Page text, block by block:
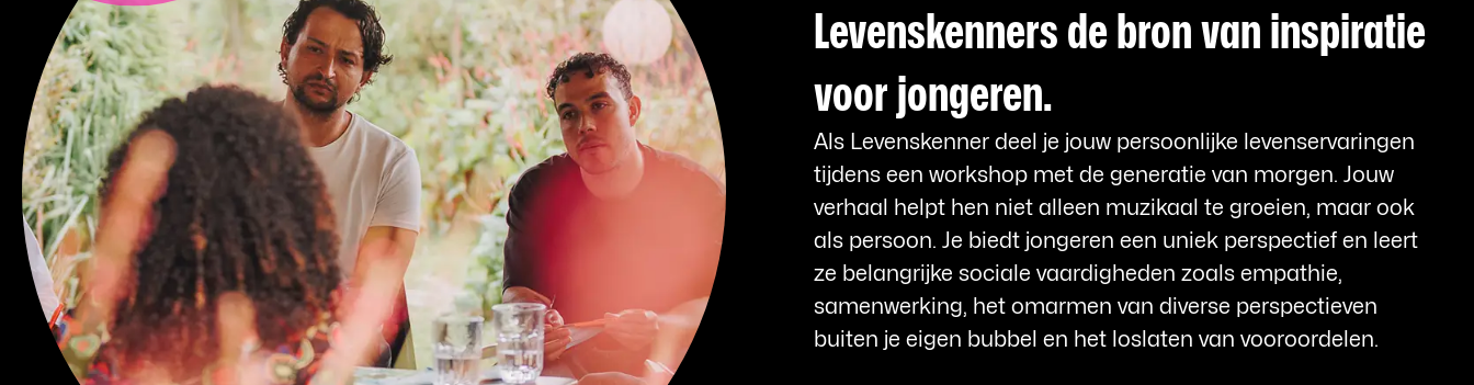
Levenskenners de bron van inspiratie
voor jongeren.
Als Levenskenner deel je jouw persoonlijke levenservaringen
tijdens een workshop met de generatie van morgen. Jouw
verhaal helpt hen niet alleen muzikaal te groeien, maar ook
als persoon. Je biedt jongeren een uniek perspectief en leert
ze belangrijke sociale vaardigheden zoals empathie,
samenwerking, het omarmen van diverse perspectieven
buiten je eigen bubbel en het loslaten van vooroordelen.